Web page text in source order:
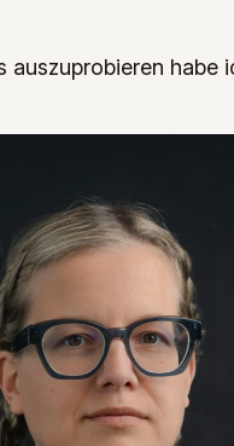
auszuprobieren habe